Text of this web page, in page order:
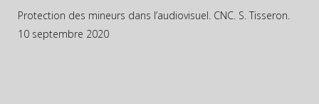
Protection des mineurs dans l’audiovisuel. CNC. S. Tisseron.
10 septembre 2020